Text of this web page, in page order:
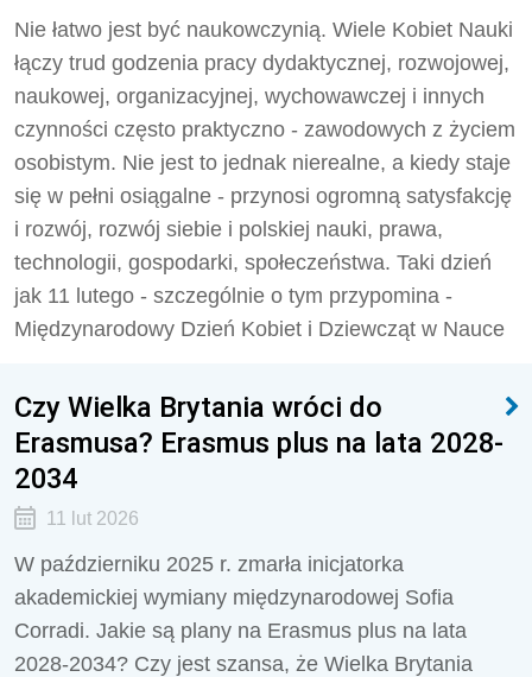
Nie łatwo jest być naukowczynią. Wiele Kobiet Nauki
łączy trud godzenia pracy dydaktycznej, rozwojowej,
naukowej, organizacyjnej, wychowawczej i innych
czynności często praktyczno - zawodowych z życiem
osobistym. Nie jest to jednak nierealne, a kiedy staje
się w pełni osiągalne - przynosi ogromną satysfakcję
i rozwój, rozwój siebie i polskiej nauki, prawa,
technologii, gospodarki, społeczeństwa. Taki dzień
jak 11 lutego - szczególnie o tym przypomina -
Międzynarodowy Dzień Kobiet i Dziewcząt w Nauce
Czy Wielka Brytania wróci do
Erasmusa? Erasmus plus na lata 2028-
2034
11 lut 2026
W październiku 2025 r. zmarła inicjatorka
akademickiej wymiany międzynarodowej Sofia
Corradi. Jakie są plany na Erasmus plus na lata
2028-2034? Czy jest szansa, że Wielka Brytania